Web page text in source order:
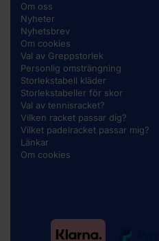
Om oss
Nyheter
Nyhetsbrev
Om cookies
Val av Greppstorlek
Personlig omsträngning
Storlekstabell kläder
Storlekstabeller för skor
Val av tennisracket?
Vilken racket passar dig?
Vilket padelracket passar mig?
Länkar
Om cookies